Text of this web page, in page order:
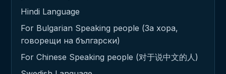
Hindi Language
For Bulgarian Speaking people (За хора,
говорещи на български)
For Chinese Speaking people (对于说中文的人)